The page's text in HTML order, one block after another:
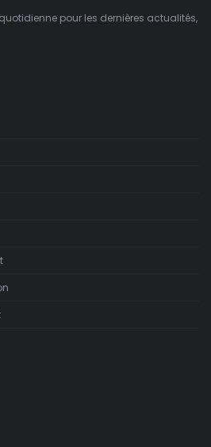
pour les dernières actualités,